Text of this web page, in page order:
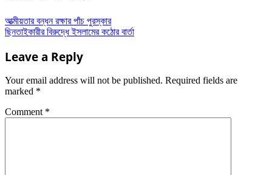
Post
আত্মীয়তার বন্ধন রক্ষার পাঁচ পুরস্কার
ছিনতাইকারীর বিরুদ্ধে ইসলামের কঠোর বার্তা
Leave a Reply
Your email address will not be published. Required fields are
marked *
Comment *